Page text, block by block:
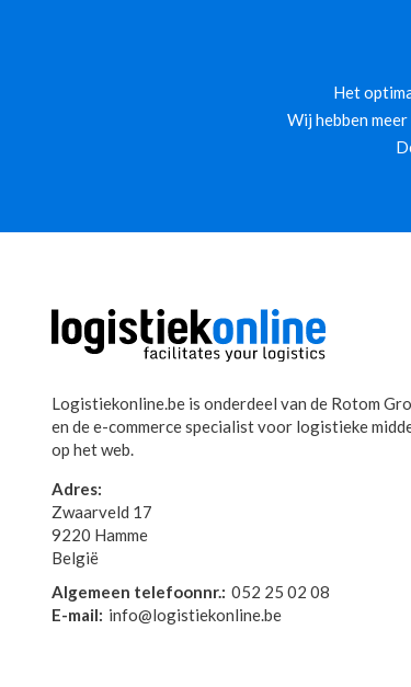
Het
Wij hebben
Logistiekonline.be is onderdeel van de Rotom
en de e-commerce specialist voor logistieke
op het web.
Adres:
Zwaarveld 17
9220 Hamme
België
Algemeen telefoonnr.: 052 25 02 08
E-mail: info@logistiekonline.be